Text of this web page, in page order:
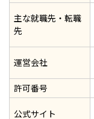
主な就職先・転職
先
運営会社
許可番号
公式サイト